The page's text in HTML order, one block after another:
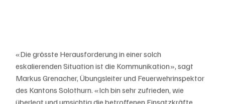
«Die grösste Herausforderung in einer solch
eskalierenden Situation ist die Kommunikation», sagt
Markus Grenacher, Übungsleiter und Feuerwehrinspektor
des Kantons Solothurn. «Ich bin sehr zufrieden, wie
überlegt und umsichtig die betroffenen Einsatzkräfte